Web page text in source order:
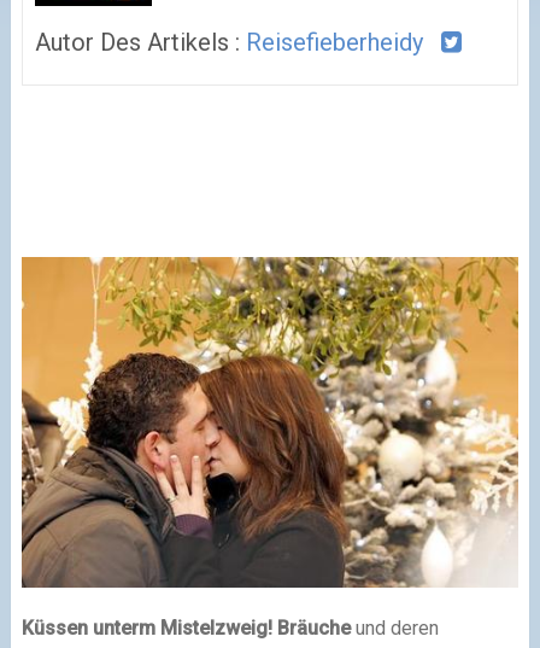
Autor Des Artikels : Reisefieberheidy
Küssen unterm Mistelzweig! Bräucheund deren